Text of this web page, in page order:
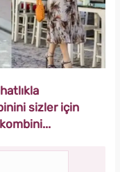
sizler için